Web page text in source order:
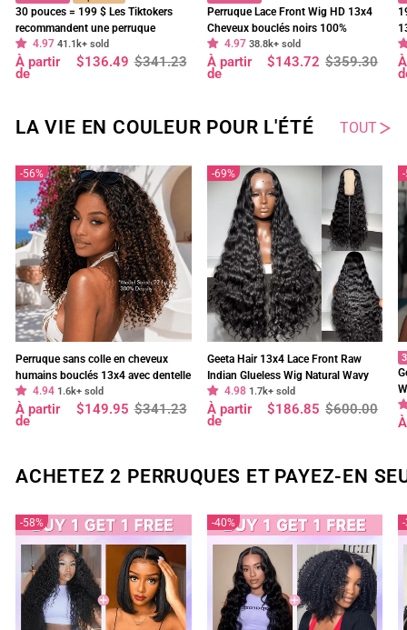
30 pouces = 199 $ Les Tiktokers
recommandent une perruque
frontale en dentelle HD Body Wave
à 180 % de densité, pré-décolorée,
sans colle - Geeta Hair
4.97 41.1k+ sold
Prix
régulier
$341.23
Prix
réduit
À partir
de
$136.49
Perruque Lace Front Wig HD 13x4
Cheveux bouclés noirs 100%
cheveux humains vierges pré-épilés
- Geeta Hair
4.97 38.8k+ sold
Prix
régulier
$359.30
Prix
réduit
À partir
de
$143.72
LA VIE EN COULEUR POUR L'ÉTÉ TOUT
56%
Perruque sans colle en cheveux
humains bouclés 13x4 avec dentelle
frontale bouclée Bob Wig pré-épilée
avec ligne de cheveux naturelle -
Geeta Hair
4.94 1.6k+ sold
Prix
régulier
$341.23
Prix
réduit
À partir
de
$149.95
69%
Geeta Hair 13x4 Lace Front Raw
Indian Glueless Wig Natural Wavy
300% Density Human Hair Wigs Pre
Plucked
4.98 1.7k+ sold
Prix
régulier
$600.00
Prix
réduit
À partir
de
$186.85
ACHETEZ 2 PERRUQUES ET PAYEZ-EN
58% 40%